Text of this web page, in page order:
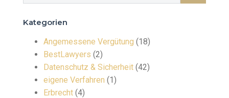
Kategorien
Angemessene Vergütung (18)
BestLawyers (2)
Datenschutz & Sicherheit (42)
eigene Verfahren (1)
Erbrecht (4)